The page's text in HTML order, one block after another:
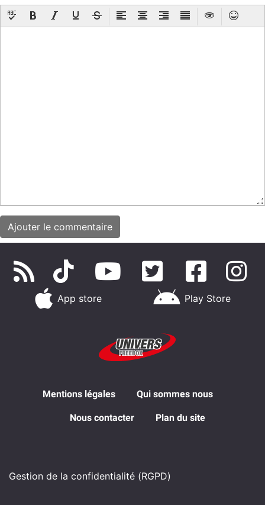
App store Play Store
Mentions légales Qui sommes nous
Nous contacter Plan du site
Gestion de la confidentialité (RGPD)